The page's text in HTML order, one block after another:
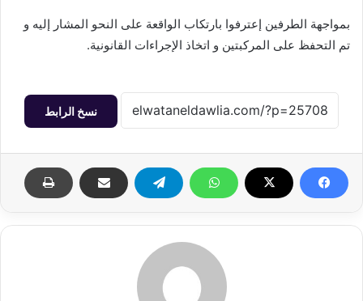
بمواجهة الطرفين إعترفوا بارتكاب الواقعة على النحو المشار إليه و
تم التحفظ على المركبتين و اتخاذ الإجراءات القانونية.
نسخ الرابط